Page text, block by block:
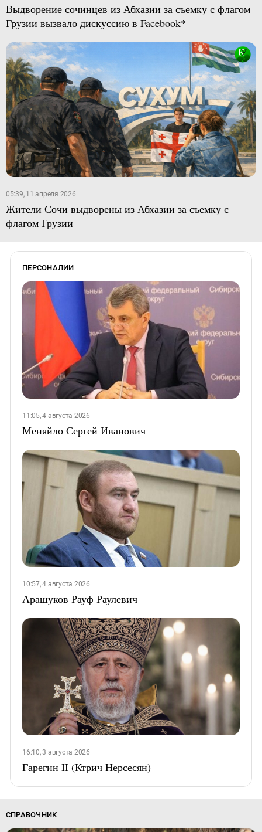
Выдворение сочинцев из Абхазии за съемку с флагом
Грузии вызвало дискуссию в Facebook*
05:39, 11 апреля 2026
Жители Сочи выдворены из Абхазии за съемку с
флагом Грузии
ПЕРСОНАЛИИ
11:05, 4 августа 2026
Меняйло Сергей Иванович
10:57, 4 августа 2026
Арашуков Рауф Раулевич
16:10, 3 августа 2026
Гарегин II (Ктрич Нерсесян)
СПРАВОЧНИК